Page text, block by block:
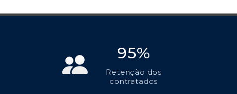
95%
Retenção dos
contratados